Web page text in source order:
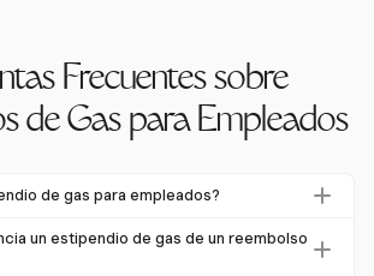
Frecuentes sobre
de Gas para Empleados
de gas para empleados?
gas es una asignación financiera
para ayudar a cubrir sus costos
un estipendio de gas de un reembolso